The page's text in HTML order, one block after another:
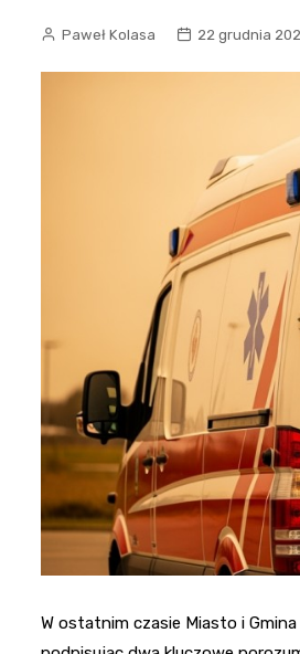
Paweł Kolasa 22 grudnia
W ostatnim czasie Miasto i